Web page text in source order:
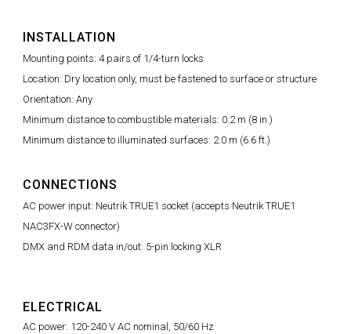
INSTALLATION
Mounting points: 4 pairs of 1/4-turn locks
Location: Dry location only, must be fastened to surface or structure
Orientation: Any
Minimum distance to combustible materials: 0.2 m (8 in.)
Minimum distance to illuminated surfaces: 2.0 m (6.6 ft.)
CONNECTIONS
AC power input: Neutrik TRUE1 socket (accepts Neutrik TRUE1
NAC3FX-W connector)
DMX and RDM data in/out: 5-pin locking XLR
ELECTRICAL
AC power: 120-240 V AC nominal, 50/60 Hz